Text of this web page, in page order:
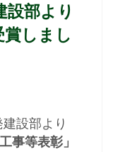
設部より
賞しまし
設部より
事等表彰」